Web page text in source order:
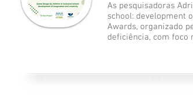
As pesquisadoras
school: development
Awards, organizado
deficiência, com foco